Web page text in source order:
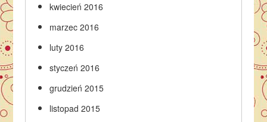
kwiecień 2016
marzec 2016
luty 2016
styczeń 2016
grudzień 2015
listopad 2015